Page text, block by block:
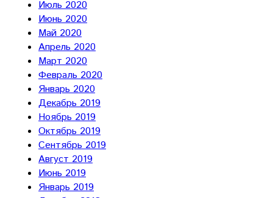
Июль 2020
Июнь 2020
Май 2020
Апрель 2020
Март 2020
Февраль 2020
Январь 2020
Декабрь 2019
Ноябрь 2019
Октябрь 2019
Сентябрь 2019
Август 2019
Июнь 2019
Январь 2019